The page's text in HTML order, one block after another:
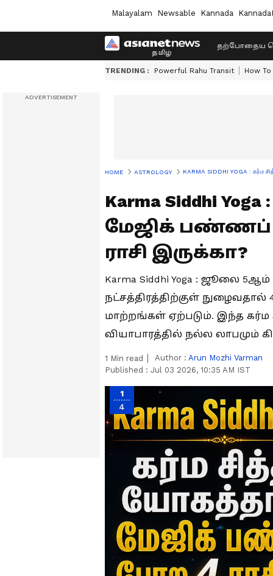
Malayalam Newsable Kannada
தற்போதைய
TRENDING : Powerful Rahu Transit How
HOME ASTROLOGY KARMA SIDDHI YOGA : கர்ம
Karma Siddhi
மேஜிக் பண்ணப்
ராசி இருக்கா?
Karma Siddhi Yoga : ஜூலை
நட்சத்திரத்திற்குள் நுழைவதால்
மாற்றங்கள் ஏற்படும். இந்த கர்ம
வியாபாரத்தில் நல்ல லாபமும்
1 Min read Author : Arun Mozhi Varman
Published : Jul 03 2026, 10:35 AM IST
1
4